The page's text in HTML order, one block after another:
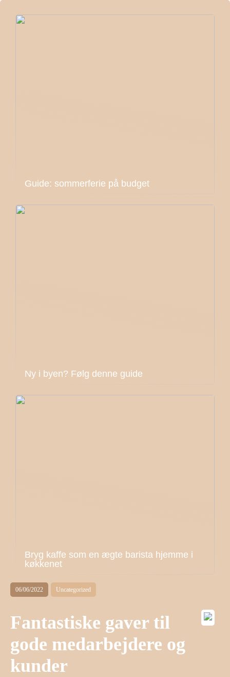
Guide: sommerferie på budget
Ny i byen? Følg denne guide
Bryg kaffe som en ægte barista hjemme i
køkkenet
06/06/2022 Uncategorized
Fantastiske gaver til
gode medarbejdere og
kunder